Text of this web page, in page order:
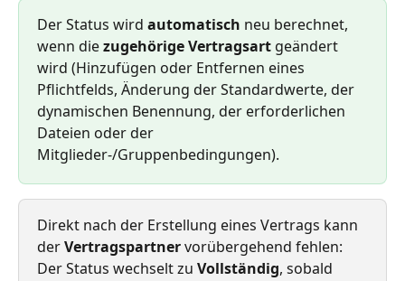
Der Status wird automatisch neu berechnet,
wenn die zugehörige Vertragsart geändert
wird (Hinzufügen oder Entfernen eines
Pflichtfelds, Änderung der Standardwerte, der
dynamischen Benennung, der erforderlichen
Dateien oder der
Mitglieder-/Gruppenbedingungen).
Direkt nach der Erstellung eines Vertrags kann
der Vertragspartner vorübergehend fehlen:
Der Status wechselt zu Vollständig, sobald